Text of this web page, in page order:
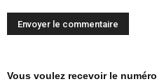
Vous voulez recevoir le